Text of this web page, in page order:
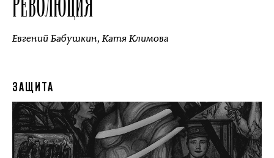
Евгений Бабушкин,Катя Климова
ЗАЩИТА